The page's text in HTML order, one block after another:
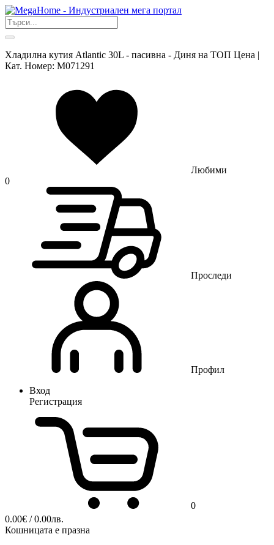
Хладилна кутия Atlantic 30L - пасивна - Диня на ТОП Цена |
Кат. Номер: M071291
Любими
0
Проследи
Профил
Вход
Регистрация
0
0.00€ / 0.00лв.
Кошницата е празна